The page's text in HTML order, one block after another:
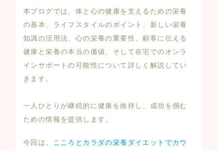
本ブログでは、体と心の健康を支えるための栄養
の基本、ライフスタイルのポイント、新しい栄養
知識の活用法、心の栄養の重要性、顧客に伝える
健康と栄養の本当の価値、そして在宅でのオンラ
インサポートの可能性について詳しく解説してい
きます。
一人ひとりが継続的に健康を維持し、成功を掴む
ための情報を提供します。
今回は、
こころとカラダの栄養ダイエットでカウ